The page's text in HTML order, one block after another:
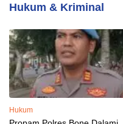
Hukum & Kriminal
Hukum